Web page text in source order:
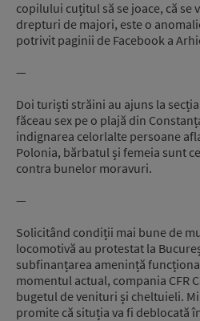
copilului cuțitul să se joace, că se
drepturi de majori, este o
potrivit paginii de Facebook a
—
Doi turiști străini au ajuns la
făceau sex pe o plajă din
indignarea celorlalte persoane
Polonia, bărbatul și femeia sunt
contra bunelor moravuri.
—
Solicitând condiții mai bune de
locomotivă au protestat la
subfinanțarea amenință
momentul actual, compania CFR
bugetul de venituri și cheltuieli.
promite că situția va fi deblocată